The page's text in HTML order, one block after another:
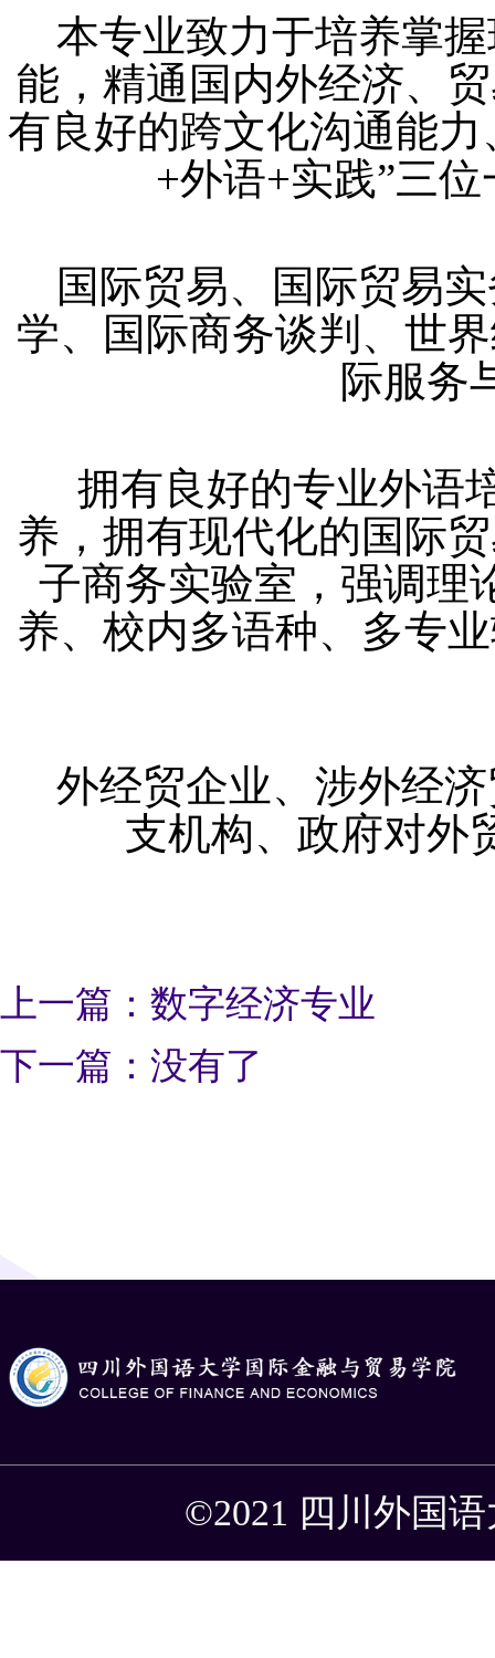
本专业致力于培养掌
能，精通国内外经济、
有良好的跨文化沟通能
+外语+实践”三
国际贸易、国际贸易
学、国际商务谈判、世
际服务
拥有良好的专业外语
养，拥有现代化的国际
子商务实验室，强调理
养、校内多语种、多专
外经贸企业、涉外经
支机构、政府对外
上一篇：数字经济专业
下一篇：没有了
©2021 四川外国